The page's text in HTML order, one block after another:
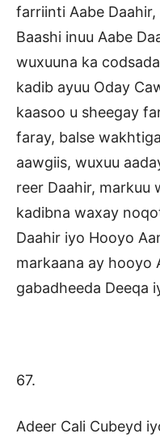
farriinti Aabe
Baashi inuu Aabe
wuxuuna ka
kadib ayuu Oday
kaasoo u sheegay
faray, balse
aawgiis, wuxuu
reer Daahir, markuu
kadibna waxay
Daahir iyo Hooyo
markaana ay hooyo
gabadheeda Deeqa
67.
Adeer Cali Cubeyd